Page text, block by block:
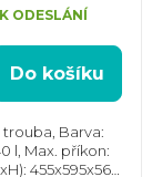
ODESLÁNÍ
Do košíku
Barva:
l, Max. příkon:
455x595x560